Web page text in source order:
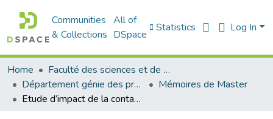
Communities
& Collections
All of
DSpace
Statistics Log In
Home
Faculté des sciences et de la technologie
Département génie des procédés
Mémoires de Master
Etude d’impact de la contamination par l’éthane dans la boucle de réfrigération au propane